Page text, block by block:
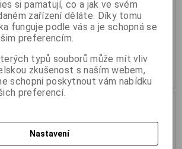
bílý
USB 2.0 A/ M, 3A, 1m
Termín dodání (dny):1
91 Kč
75 Kč (bez DPH:)
Koupit
si pamatují, co a jak ve svém
zařízení děláte. Díky tomu
funguje podle vás a je schopná se
preferencím.
typů souborů může mít vliv
zkušenost s naším webem,
schopni poskytnout vám nabídku
preferencí.
Nastavení